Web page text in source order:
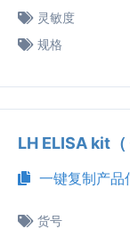
灵敏度
规格
LH ELISA kit（
一键复制产品
货号